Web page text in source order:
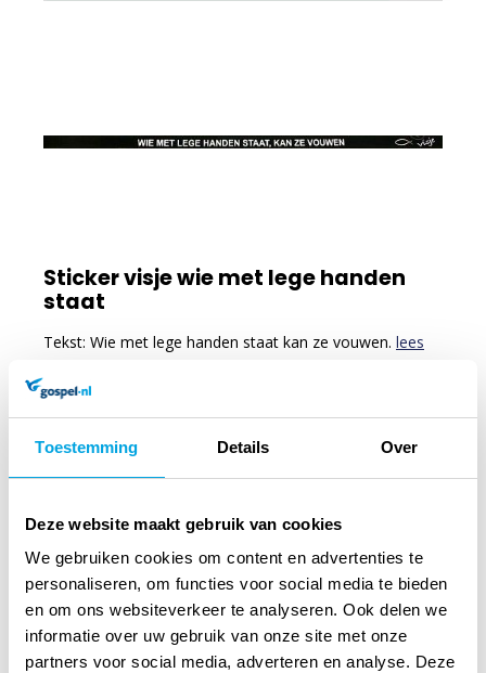
Toestemming Details Over
Deze website maakt gebruik van cookies
We gebruiken cookies om content en advertenties te
personaliseren, om functies voor social media te bieden
en om ons websiteverkeer te analyseren. Ook delen we
informatie over uw gebruik van onze site met onze
partners voor social media, adverteren en analyse. Deze
Sticker visje wie met lege handen
staat
Tekst: Wie met lege handen staat kan ze vouwen. lees
250
Op voorraad
Voor 12 uur besteld, vandaag verzonden
In winkelmandje